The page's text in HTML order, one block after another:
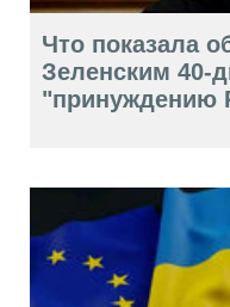
Что показала
Зеленским 40-
"принуждению